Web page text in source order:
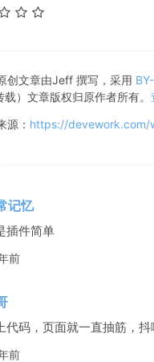
创文章由Jeff 撰写，采用
）文章版权归原作者所有。
源： https://
记忆
插件简单
前
代码，页面就一直抽筋，抖
前